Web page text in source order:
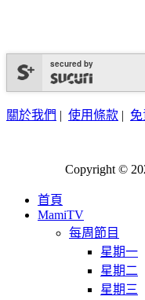
secured by
關於我們 | 使用條款 |
Copyright ©
首頁
MamiTV
每周節目
星期一
星期二
星期三